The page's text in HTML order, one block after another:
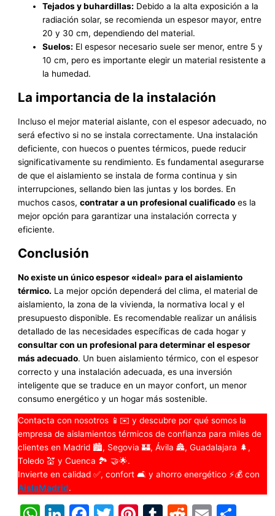
Tejados y buhardillas: Debido a la alta exposición a la
radiación solar, se recomienda un espesor mayor, entre
20 y 30 cm, dependiendo del material.
Suelos: El espesor necesario suele ser menor, entre 5 y
10 cm, pero es importante elegir un material resistente a
la humedad.
La importancia de la instalación
Incluso el mejor material aislante, con el espesor adecuado, no
será efectivo si no se instala correctamente. Una instalación
deficiente, con huecos o puentes térmicos, puede reducir
significativamente su rendimiento. Es fundamental asegurarse
de que el aislamiento se instala de forma continua y sin
interrupciones, sellando bien las juntas y los bordes. En
muchos casos,contratar a un profesional cualificado es la
mejor opción para garantizar una instalación correcta y
eficiente.
Conclusión
No existe un único espesor «ideal» para el aislamiento
térmico. La mejor opción dependerá del clima, el material de
aislamiento, la zona de la vivienda, la normativa local y el
presupuesto disponible. Es recomendable realizar un análisis
detallado de las necesidades específicas de cada hogar y
consultar con un profesional para determinar el espesor
más adecuado. Un buen aislamiento térmico, con el espesor
correcto y una instalación adecuada, es una inversión
inteligente que se traduce en un mayor confort, un menor
consumo energético y un hogar más sostenible.
Contacta con nosotros 📱✉️ y descubre por qué somos la
empresa de aislamientos térmicos de confianza para miles de
clientes en Madrid 🏙️, Segovia 🏰, Ávila 🏯, Guadalajara 🌲,
Toledo 💒 y Cuenca 🏞️ 🤝🌟.
Invierte en calidad ✅, confort 🛋️ y ahorro energético ⚡💰 con
AislaMadrid.